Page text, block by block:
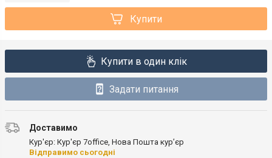
Купити
Купити в один клік
Задати питання
Доставимо
Кур'єр: Кур'єр 7office, Нова Пошта кур’єр
Відправимо сьогодні